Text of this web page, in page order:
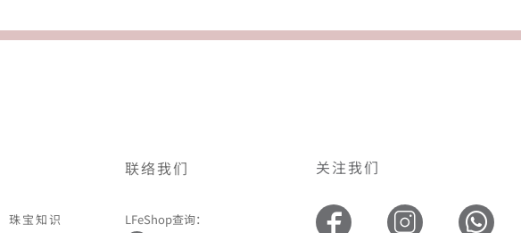
珠宝知识
联络我们
LFeShop查询：
关注我们